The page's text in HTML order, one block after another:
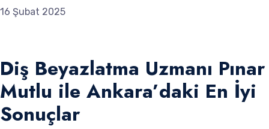
16 Şubat 2025
Diş Beyazlatma Uzmanı Pınar
Mutlu ile Ankara’daki En İyi
Sonuçlar